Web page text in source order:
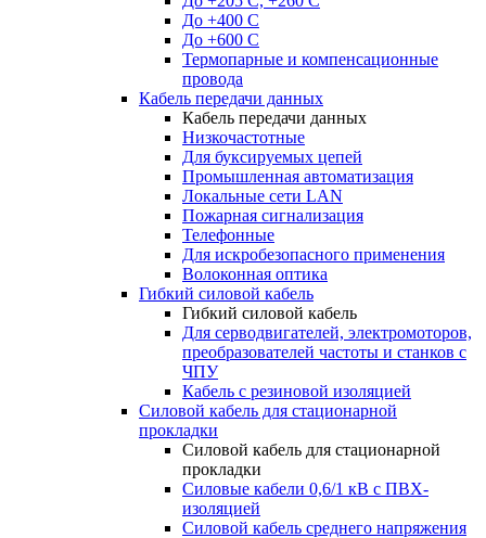
До +400 C
До +600 С
Термопарные и компенсационные
провода
Кабель передачи данных
Кабель передачи данных
Низкочастотные
Для буксируемых цепей
Промышленная автоматизация
Локальные сети LAN
Пожарная сигнализация
Телефонные
Для искробезопасного применения
Волоконная оптика
Гибкий силовой кабель
Гибкий силовой кабель
Для серводвигателей, электромоторов,
преобразователей частоты и станков с
ЧПУ
Кабель с резиновой изоляцией
Силовой кабель для стационарной
прокладки
Силовой кабель для стационарной
прокладки
Силовые кабели 0,6/1 кВ с ПВХ-
изоляцией
Силовой кабель среднего напряжения